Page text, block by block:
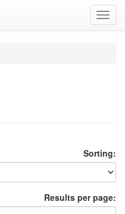
Sorting:
Results per page: